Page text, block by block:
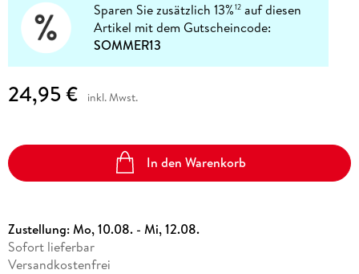
Sparen Sie zusätzlich 13%12 auf diesen
Artikel mit dem Gutscheincode:
SOMMER13
24,95 € inkl. Mwst.
In den Warenkorb
Zustellung:Mo, 10.08. - Mi, 12.08.
Sofort lieferbar
Versandkostenfrei